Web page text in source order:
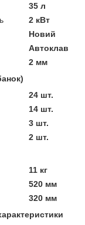
35 л
2 кВт
Новий
Автоклав
2 мм
24 шт.
14 шт.
3 шт.
2 шт.
11 кг
520 мм
320 мм